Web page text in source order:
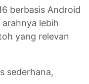
berbasis Android
lebih
yang relevan
sederhana,